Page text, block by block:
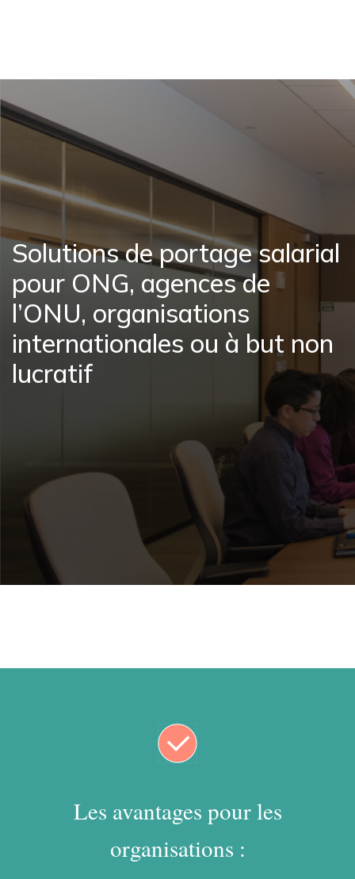
Solutions de portage salarial
pour ONG, agences de
l’ONU, organisations
internationales ou à but non
lucratif
Les avantages pour les
organisations :